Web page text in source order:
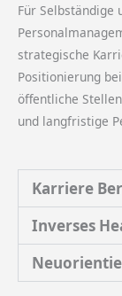
Für Selbständige
strategische
Positionierung
öffentliche
und langfristige
Karriere
Inverses